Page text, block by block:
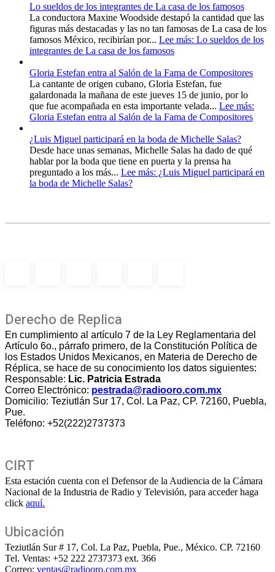
Lo sueldos de los integrantes de La casa de los famosos
La conductora Maxine Woodside destapó la cantidad que las
figuras más destacadas y las no tan famosas de La casa de los
famosos México, recibirían por... Lee más: Lo sueldos de los
integrantes de La casa de los famosos
Gloria Estefan entra al Salón de la Fama de Compositores
La cantante de origen cubano, Gloria Estefan, fue
galardonada la mañana de este jueves 15 de junio, por lo
que fue acompañada en esta importante velada... Lee más:
Gloria Estefan entra al Salón de la Fama de Compositores
¿Luis Miguel participará en la boda de Michelle Salas?
Desde hace unas semanas, Michelle Salas ha dado de qué
hablar por la boda que tiene en puerta y la prensa ha
preguntado a los más... Lee más: ¿Luis Miguel participará en
la boda de Michelle Salas?
Derecho de Replica
En cumplimiento al artículo 7 de la Ley Reglamentaria del
Artículo 6o., párrafo primero, de la Constitución Política de
los Estados Unidos Mexicanos, en Materia de Derecho de
Réplica, se hace de su conocimiento los datos siguientes:
Responsable: Lic. Patricia Estrada
Correo Electrónico: pestrada@radiooro.com.mx
Domicilio: Teziutlán Sur 17, Col. La Paz, CP. 72160, Puebla,
Pue.
Teléfono: +52(222)2737373
CIRT
Esta estación cuenta con el Defensor de la Audiencia de la Cámara
Nacional de la Industria de Radio y Televisión, para acceder haga
click aquí.
Ubicación
Teziutlán Sur # 17, Col. La Paz, Puebla, Pue., México. CP. 72160
Tel. Ventas: +52 222 2737373 ext. 366
Correo: ventas@radiooro.com.mx